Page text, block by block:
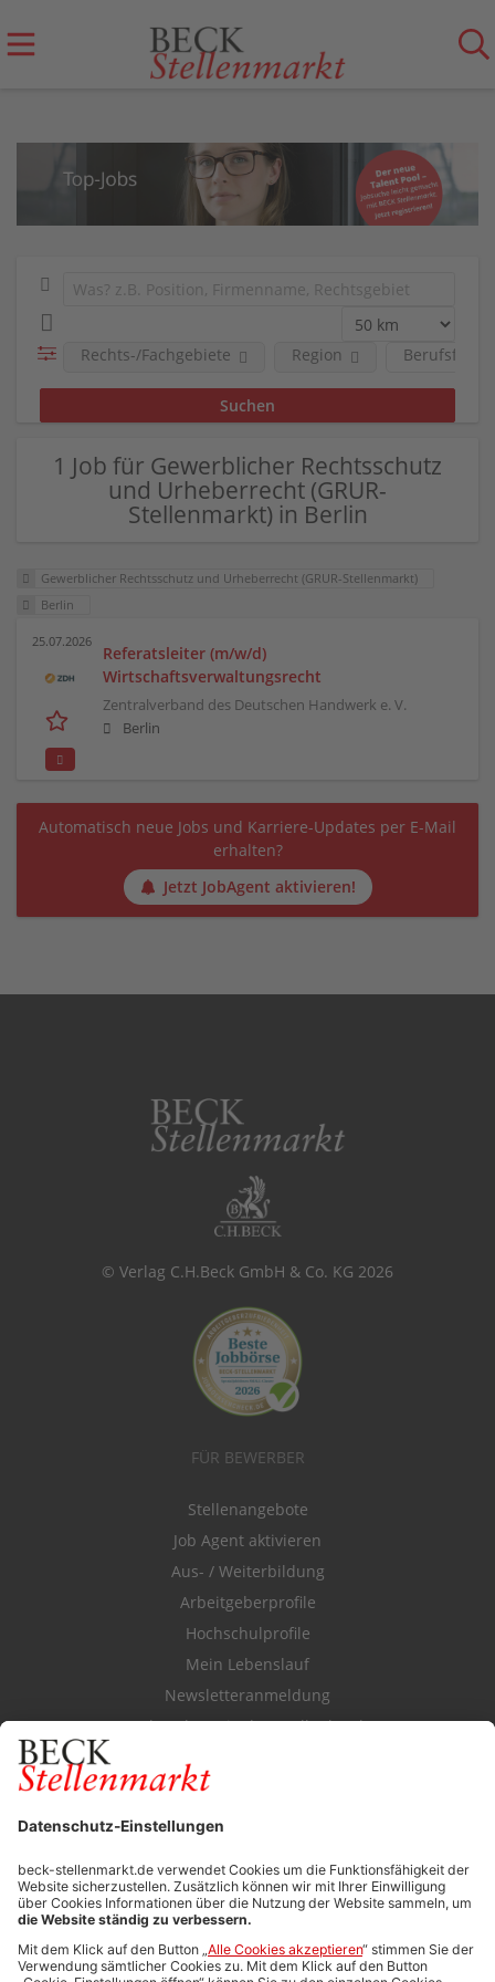
Berufsfeld
Rechts-/Fachgebiete Region
1 Job für Gewerblicher Rechtsschutz
und Urheberrecht (GRUR-
Stellenmarkt) in Berlin
Gewerblicher Rechtsschutz und Urheberrecht (GRUR-Stellenmarkt)
Berlin
25.07.2026
Referatsleiter (m/w/d)
Wirtschaftsverwaltungsrecht
Zentralverband des Deutschen Handwerk e. V.
Berlin
Automatisch neue Jobs und Karriere-Updates per E-Mail
erhalten?
Jetzt JobAgent aktivieren!
© Verlag C.H.Beck GmbH & Co. KG 2026
FÜR BEWERBER
Stellenangebote
Job Agent aktivieren
Aus- / Weiterbildung
Arbeitgeberprofile
Hochschulprofile
Mein Lebenslauf
Newsletteranmeldung
Durchsuchen Sie den Stellenkatalog
FÜR ARBEITGEBER
Stellenmarktpreise
Anzeigen-AGB
Media-Daten
Newsletteranmeldung
Produktübersicht